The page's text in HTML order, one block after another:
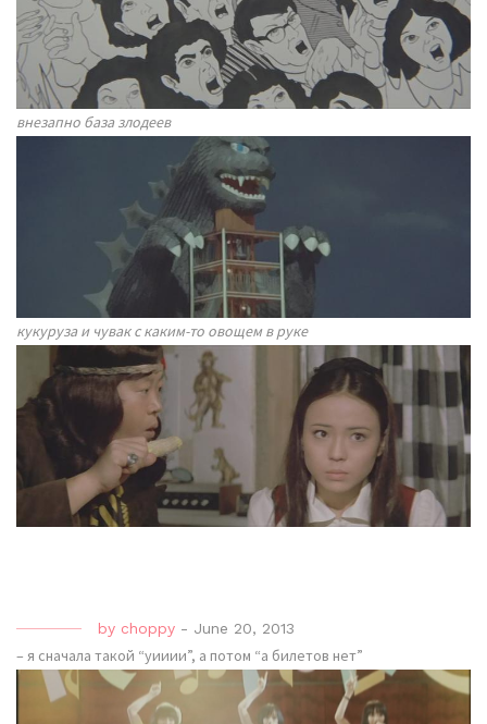
внезапно база злодеев
кукуруза и чувак с каким-то овощем в руке
by choppy - June 20, 2013
– я сначала такой “уииии”, а потом “а билетов нет”